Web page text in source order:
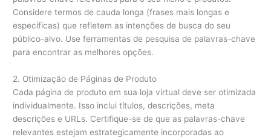
Considere termos de cauda longa (frases mais longas e
específicas) que refletem as intenções de busca do seu
público-alvo. Use ferramentas de pesquisa de palavras-chave
para encontrar as melhores opções.
2. Otimização de Páginas de Produto
Cada página de produto em sua loja virtual deve ser otimizada
individualmente. Isso inclui títulos, descrições, meta
descrições e URLs. Certifique-se de que as palavras-chave
relevantes estejam estrategicamente incorporadas ao